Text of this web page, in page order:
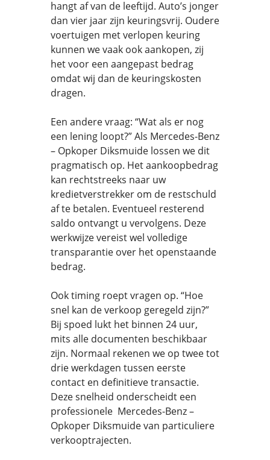
hangt af van de leeftijd. Auto’s jonger
dan vier jaar zijn keuringsvrij. Oudere
voertuigen met verlopen keuring
kunnen we vaak ook aankopen, zij
het voor een aangepast bedrag
omdat wij dan de keuringskosten
dragen.
Een andere vraag: “Wat als er nog
een lening loopt?” Als Mercedes-Benz
– Opkoper Diksmuide lossen we dit
pragmatisch op. Het aankoopbedrag
kan rechtstreeks naar uw
kredietverstrekker om de restschuld
af te betalen. Eventueel resterend
saldo ontvangt u vervolgens. Deze
werkwijze vereist wel volledige
transparantie over het openstaande
bedrag.
Ook timing roept vragen op. “Hoe
snel kan de verkoop geregeld zijn?”
Bij spoed lukt het binnen 24 uur,
mits alle documenten beschikbaar
zijn. Normaal rekenen we op twee tot
drie werkdagen tussen eerste
contact en definitieve transactie.
Deze snelheid onderscheidt een
professionele Mercedes-Benz –
Opkoper Diksmuide van particuliere
verkooptrajecten.